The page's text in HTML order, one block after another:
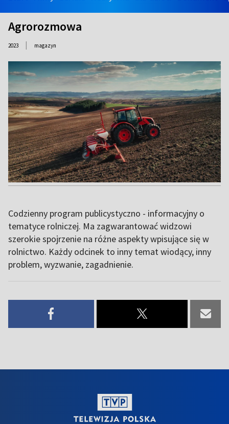
Agrorozmowa
2023 | magazyn
Codzienny program publicystyczno - informacyjny o
tematyce rolniczej. Ma zagwarantować widzowi
szerokie spojrzenie na różne aspekty wpisujące się w
rolnictwo. Każdy odcinek to inny temat wiodący, inny
problem, wyzwanie, zagadnienie.